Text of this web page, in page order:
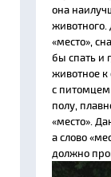
она
животного.
«место»,
бы спать и
животное к
с питомцем
полу,
«место».
а слово
должно